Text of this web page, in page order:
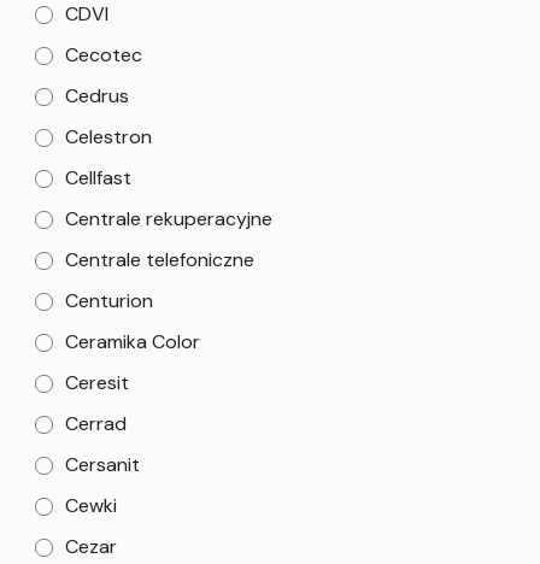
CDVI
Cecotec
Cedrus
Celestron
Cellfast
Centrale rekuperacyjne
Centrale telefoniczne
Centurion
Ceramika Color
Ceresit
Cerrad
Cersanit
Cewki
Cezar